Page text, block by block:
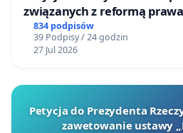
związanych z reformą
834 podpisów
39 Podpisy / 24 godzin
27 Jul 2026
Petycja do Prezydenta
zawetowanie ustawy